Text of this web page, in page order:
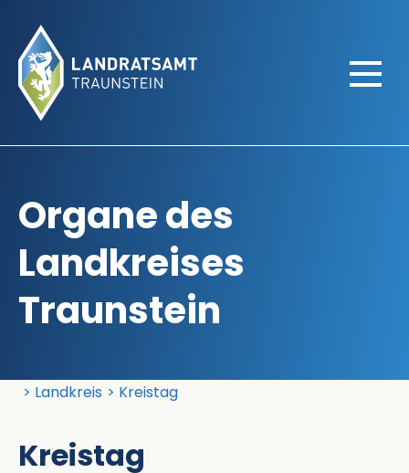
Organe des
Landkreises
Traunstein
Landratsamt Traunstein
Landkreis Kreistag
Kreistag